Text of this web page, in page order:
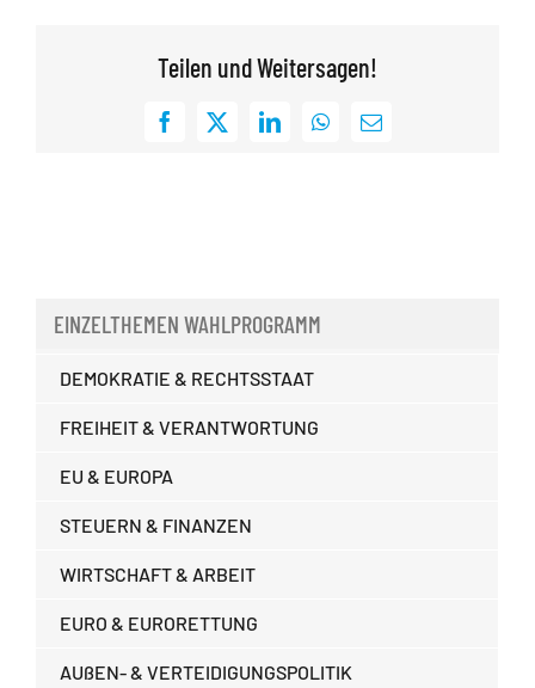
Teilen und Weitersagen!
Facebook
X LinkedInWhatsApp
E-
EINZELTHEMEN WAHLPROGRAMM
DEMOKRATIE & RECHTSSTAAT
FREIHEIT & VERANTWORTUNG
EU & EUROPA
STEUERN & FINANZEN
WIRTSCHAFT & ARBEIT
EURO & EURORETTUNG
AUßEN- & VERTEIDIGUNGSPOLITIK